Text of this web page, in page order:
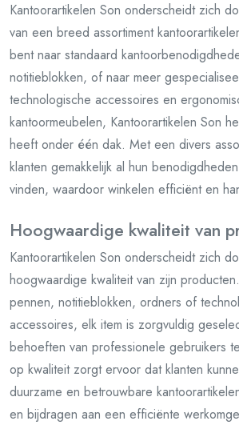
Kantoorartikelen Son onderscheidt zich
van een breed assortiment
bent naar standaard
notitieblokken, of naar meer
technologische accessoires en
kantoormeubelen, Kantoorartikelen Son
heeft onder één dak. Met een divers
klanten gemakkelijk al hun
vinden, waardoor winkelen efficiënt en
Hoogwaardige kwaliteit van
Kantoorartikelen Son onderscheidt zich
hoogwaardige kwaliteit van zijn
pennen, notitieblokken, ordners of
accessoires, elk item is zorgvuldig
behoeften van professionele gebruikers
op kwaliteit zorgt ervoor dat klanten
duurzame en betrouwbare
en bijdragen aan een efficiënte